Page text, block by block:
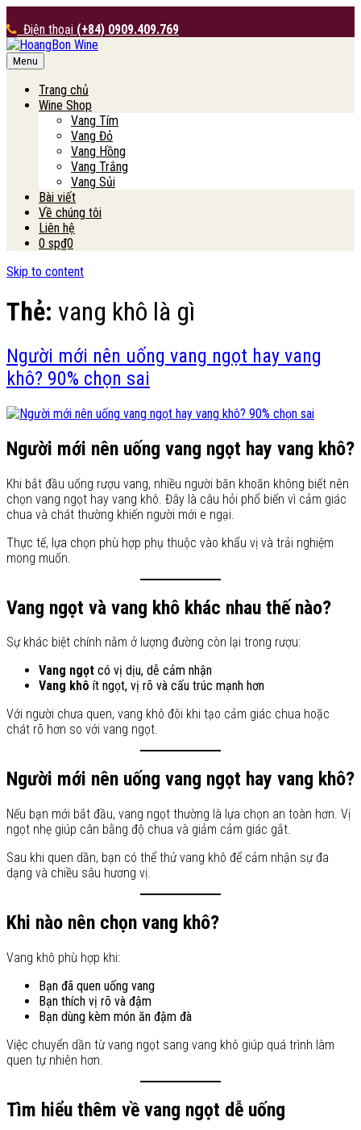
Điện thoại (+84) 0909.409.769
HoangBon Wine
Menu
Trang chủ
Wine Shop
Vang Tím
Vang Đỏ
Vang Hồng
Vang Trắng
Vang Sủi
Bài viết
Về chúng tôi
Liên hệ
0 sp₫0
Skip to content
Thẻ: vang khô là gì
Người mới nên uống vang ngọt hay vang
khô? 90% chọn sai
Người mới nên uống vang ngọt hay vang khô?
Khi bắt đầu uống rượu vang, nhiều người băn khoăn không biết nên
chọn vang ngọt hay vang khô. Đây là câu hỏi phổ biến vì cảm giác
chua và chát thường khiến người mới e ngại.
Thực tế, lựa chọn phù hợp phụ thuộc vào khẩu vị và trải nghiệm
mong muốn.
Vang ngọt và vang khô khác nhau thế nào?
Sự khác biệt chính nằm ở lượng đường còn lại trong rượu:
Vang ngọt có vị dịu, dễ cảm nhận
Vang khô ít ngọt, vị rõ và cấu trúc mạnh hơn
Với người chưa quen, vang khô đôi khi tạo cảm giác chua hoặc
chát rõ hơn so với vang ngọt.
Người mới nên uống vang ngọt hay vang khô?
Nếu bạn mới bắt đầu, vang ngọt thường là lựa chọn an toàn hơn. Vị
ngọt nhẹ giúp cân bằng độ chua và giảm cảm giác gắt.
Sau khi quen dần, bạn có thể thử vang khô để cảm nhận sự đa
dạng và chiều sâu hương vị.
Khi nào nên chọn vang khô?
Vang khô phù hợp khi:
Bạn đã quen uống vang
Bạn thích vị rõ và đậm
Bạn dùng kèm món ăn đậm đà
Việc chuyển dần từ vang ngọt sang vang khô giúp quá trình làm
quen tự nhiên hơn.
Tìm hiểu thêm về vang ngọt dễ uống